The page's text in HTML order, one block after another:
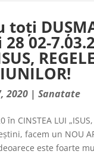
toți
02-
REGELE
2020 |Sanatate
CINSTEA LUI „ISUS,
facem un NOU
deoarece este foarte